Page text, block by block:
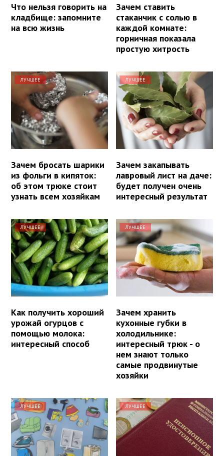
Что нельзя говорить на
кладбище: запомните
на всю жизнь
Зачем ставить
стаканчик с солью в
каждой комнате:
горничная показала
простую хитрость
ЛУЧШЕЕ
Зачем бросать шарики
из фольги в кипяток:
об этом трюке стоит
узнать всем хозяйкам
ЛУЧШЕЕ
Зачем закапывать
лавровый лист на даче:
будет получен очень
интересный результат
ЛУЧШЕЕ
Как получить хороший
урожай огурцов с
помощью молока:
интересный способ
ЛУЧШЕЕ
Зачем хранить
кухонные губки в
холодильнике:
интересный трюк - о
нем знают только
самые продвинутые
хозяйки
ЛУЧШЕЕ ЛУЧШЕЕ